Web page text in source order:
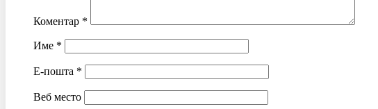
Коментар *
Име *
Е-пошта *
Веб место